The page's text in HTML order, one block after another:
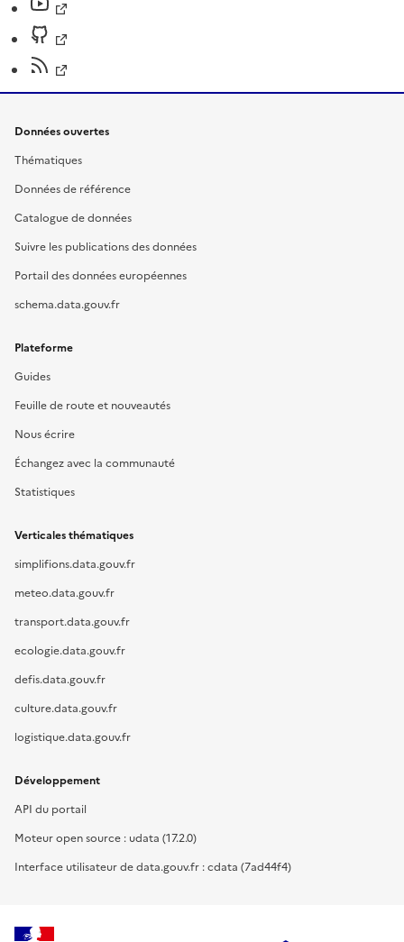
Données ouvertes
Thématiques
Données de référence
Catalogue de données
Suivre les publications des données
Portail des données européennes
schema.data.gouv.fr
Plateforme
Guides
Feuille de route et nouveautés
Nous écrire
Échangez avec la communauté
Statistiques
Verticales thématiques
simplifions.data.gouv.fr
meteo.data.gouv.fr
transport.data.gouv.fr
ecologie.data.gouv.fr
defis.data.gouv.fr
culture.data.gouv.fr
logistique.data.gouv.fr
Développement
API du portail
Moteur open source : udata (17.2.0)
Interface utilisateur de data.gouv.fr : cdata (7ad44f4)